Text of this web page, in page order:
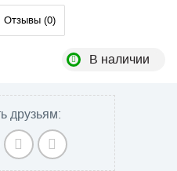
Отзывы (0)
В наличии
друзьям: